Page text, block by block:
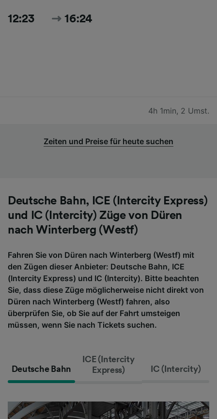
12:23 16:24
4h 1min, 2 Umst.
Zeiten und Preise für heute suchen
Deutsche Bahn, ICE (Intercity Express)
und IC (Intercity) Züge von Düren
nach Winterberg (Westf)
Fahren Sie von Düren nach Winterberg (Westf) mit
den Zügen dieser Anbieter: Deutsche Bahn, ICE
(Intercity Express) und IC (Intercity). Bitte beachten
Sie, dass diese Züge möglicherweise nicht direkt von
Düren nach Winterberg (Westf) fahren, also
überprüfen Sie, ob Sie auf der Fahrt umsteigen
müssen, wenn Sie nach Tickets suchen.
Deutsche Bahn
ICE (Intercity
Express)
IC (Intercity)